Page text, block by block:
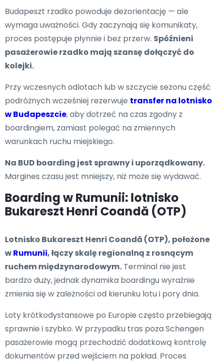
Budapeszt rzadko powoduje dezorientację — ale
wymaga uważności. Gdy zaczynają się komunikaty,
proces postępuje płynnie i bez przerw. Spóźnieni
pasażerowie rzadko mają szansę dołączyć do
kolejki.
Przy wczesnych odlotach lub w szczycie sezonu część
podróżnych wcześniej rezerwuje transfer na lotnisko
w Budapeszcie, aby dotrzeć na czas zgodny z
boardingiem, zamiast polegać na zmiennych
warunkach ruchu miejskiego.
Na BUD boarding jest sprawny i uporządkowany.
Margines czasu jest mniejszy, niż może się wydawać.
Boarding w Rumunii: lotnisko
Bukareszt Henri Coandă (OTP)
Lotnisko Bukareszt Henri Coandă (OTP), położone
wRumunii, łączy skalę regionalną z rosnącym
ruchem międzynarodowym. Terminal nie jest
bardzo duży, jednak dynamika boardingu wyraźnie
zmienia się w zależności od kierunku lotu i pory dnia.
Loty krótkodystansowe po Europie często przebiegają
sprawnie i szybko. W przypadku tras poza Schengen
pasażerowie mogą przechodzić dodatkową kontrolę
dokumentów przed wejściem na pokład. Proces